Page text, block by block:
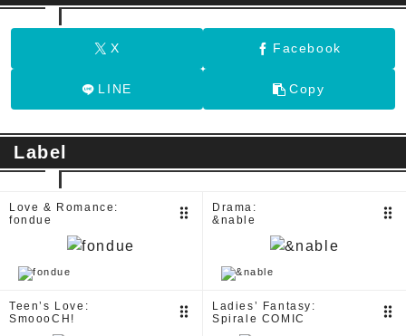
X Facebook
LINE Copy
Label
Love & Romance:
fondue
drag_indicator
Drama:
&nable
drag_indicator
Teen’s Love:
SmoooCH!
drag_indicator
Ladies’ Fantasy:
Spirale COMIC
drag_indicator